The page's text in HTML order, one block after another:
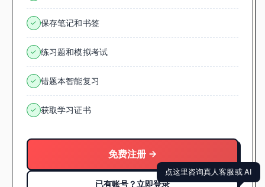
✓ 保存笔记和书签
✓ 练习题和模拟考试
✓ 错题本智能复习
✓ 获取学习证书
免费注册 →
已有账号？立即登录
点这里咨询真人客服或 AI